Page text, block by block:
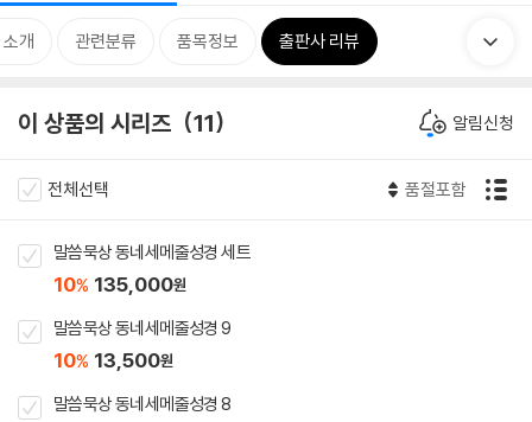
개 관련분류 품목정보 출판사 리뷰
이 상품의 시리즈 11 알림신청
전체선택 품절포함
말씀묵상 동네세메줄성경 세트
10% 135,000원
말씀묵상 동네세메줄성경 9
10% 13,500원
말씀묵상 동네세메줄성경 8